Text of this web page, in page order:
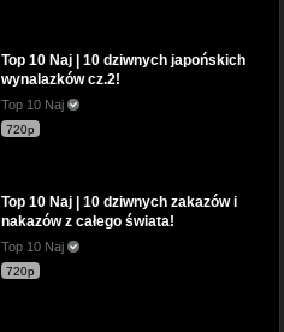
Top 10 Naj | 10 dziwnych japońskich
wynalazków cz.2!
Top 10 Naj
720p
Top 10 Naj | 10 dziwnych zakazów i
nakazów z całego świata!
Top 10 Naj
720p